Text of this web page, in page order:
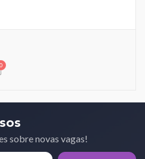
0
sobre novas vagas!